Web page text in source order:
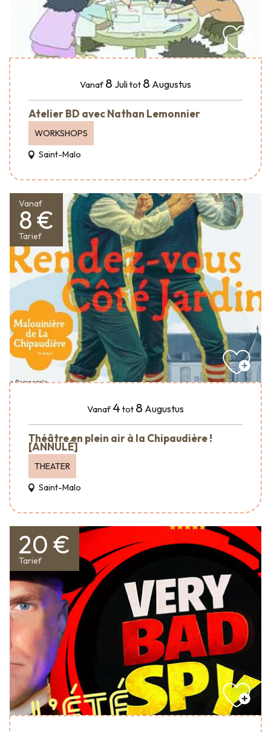
Vanaf 8 Julitot 8 Augustus
Atelier BD avec Nathan Lemonnier
WORKSHOPS
Saint-Malo
Vanaf
8 €
Tarief
Vanaf4 tot 8 Augustus
Théâtre en plein air à la Chipaudière !
[ANNULÉ]
THEATER
Saint-Malo
20 €
Tarief